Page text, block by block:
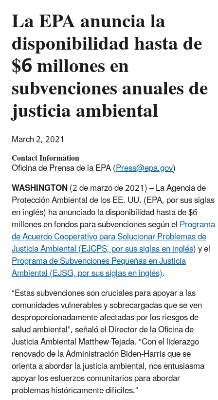
La EPA anuncia la
disponibilidad hasta de
$6 millones en
subvenciones anuales de
justicia ambiental
March 2, 2021
Contact Information
Oficina de Prensa de la EPA (Press@epa.gov)
WASHINGTON(2 de marzo de 2021) – La Agencia de
Protección Ambiental de los EE. UU. (EPA, por sus siglas
en inglés) ha anunciado la disponibilidad hasta de $6
millones en fondos para subvenciones según elPrograma
de Acuerdo Cooperativo para Solucionar Problemas de
Justicia Ambiental (EJCPS, por sus siglas en inglés) y el
Programa de Subvenciones Pequeñas en Justicia
Ambiental (EJSG, por sus siglas en inglés).
“Estas subvenciones son cruciales para apoyar a las
comunidades vulnerables y sobrecargadas que se ven
desproporcionadamente afectadas por los riesgos de
salud ambiental”, señaló el Director de la Oficina de
Justicia Ambiental Matthew Tejada. “Con el liderazgo
renovado de la Administración Biden-Harris que se
orienta a abordar la justicia ambiental, nos entusiasma
apoyar los esfuerzos comunitarios para abordar
problemas históricamente difíciles.”